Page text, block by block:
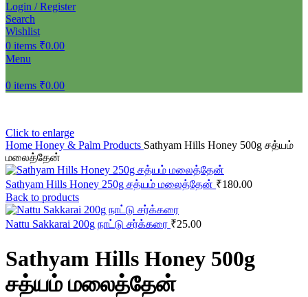
Login / Register
Search
Wishlist
0 items ₹0.00
Menu
0 items ₹0.00
Click to enlarge
Home Honey & Palm Products Sathyam Hills Honey 500g சத்யம்
மலைத்தேன்
Sathyam Hills Honey 250g சத்யம் மலைத்தேன் ₹180.00
Back to products
Nattu Sakkarai 200g நாட்டு சர்க்கரை ₹25.00
Sathyam Hills Honey 500g
சத்யம் மலைத்தேன்